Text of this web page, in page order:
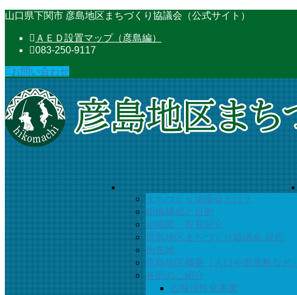
コ
ツ
に
動
ナ
シ
ョ
に
移
動
山口県下関市 彦島地区まちづくり協議会（公式サイト）
ＡＥＤ設置マップ（彦島編）
083-250-9117
お問い合わせ
まちづくり協議会とは？
組織構成と目的
組織図・役員紹介
彦島地区まちづくり協議会 規約
所在地
彦島地区概要（人口や世帯数など）
各部のご紹介
広報活性化事業